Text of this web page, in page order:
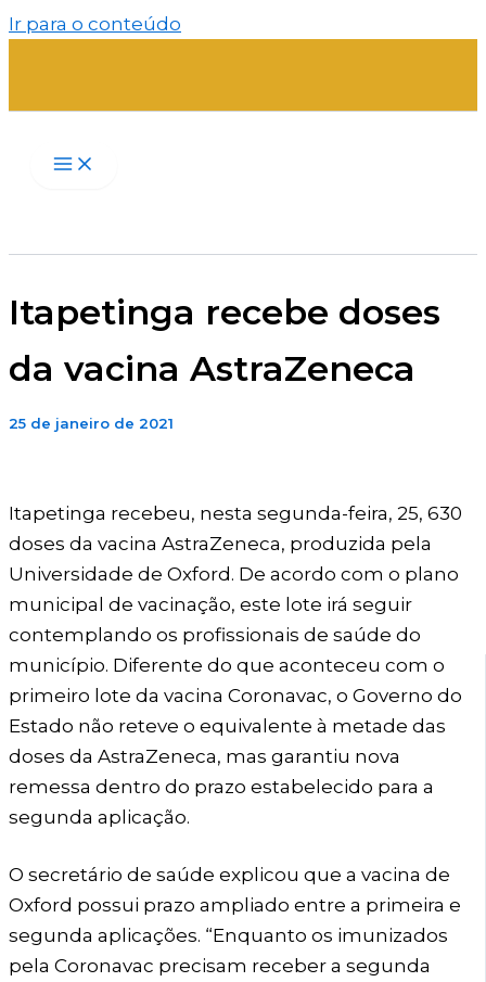
Ir para o conteúdo
Itapetinga recebe doses
da vacina AstraZeneca
25 de janeiro de 2021
Itapetinga recebeu, nesta segunda-feira, 25, 630
doses da vacina AstraZeneca, produzida pela
Universidade de Oxford. De acordo com o plano
municipal de vacinação, este lote irá seguir
contemplando os profissionais de saúde do
município. Diferente do que aconteceu com o
primeiro lote da vacina Coronavac, o Governo do
Estado não reteve o equivalente à metade das
doses da AstraZeneca, mas garantiu nova
remessa dentro do prazo estabelecido para a
segunda aplicação.
O secretário de saúde explicou que a vacina de
Oxford possui prazo ampliado entre a primeira e
segunda aplicações. “Enquanto os imunizados
pela Coronavac precisam receber a segunda